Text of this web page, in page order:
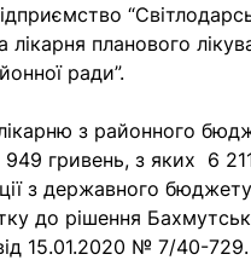
лікарня планового
ради”.
з районного
949 гривень, з яких 6
з державного
до рішення
15.01.2020 № 7/40-729.